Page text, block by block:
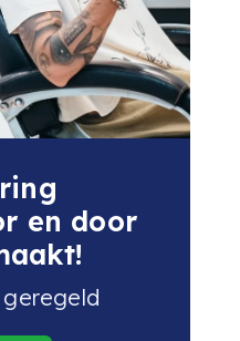
en door
geregeld